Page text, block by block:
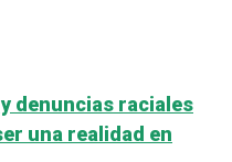
denuncias raciales
una realidad en